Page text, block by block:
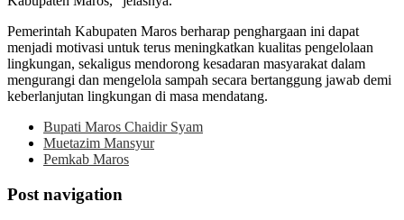
Pemerintah Kabupaten Maros berharap penghargaan ini dapat
menjadi motivasi untuk terus meningkatkan kualitas pengelolaan
lingkungan, sekaligus mendorong kesadaran masyarakat dalam
mengurangi dan mengelola sampah secara bertanggung jawab demi
keberlanjutan lingkungan di masa mendatang.
Bupati Maros Chaidir Syam
Muetazim Mansyur
Pemkab Maros
Post navigation